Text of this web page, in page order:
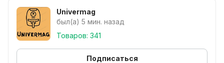
Серп складной на длинной ручке 1 шт.;
Заказать ОПТОМ можно по ссылке:
Univermag
был(а) 5 мин. назад
Товаров: 341
Подписаться